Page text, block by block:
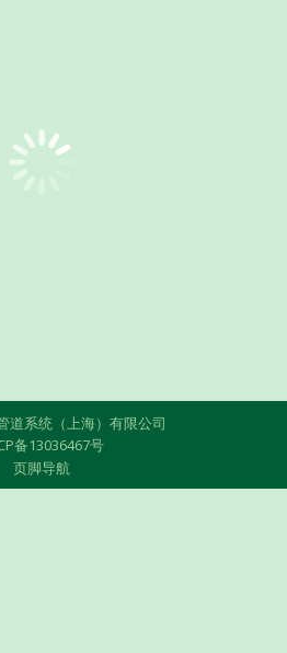
道系统（上海）有限公司
备13036467号
页脚导航